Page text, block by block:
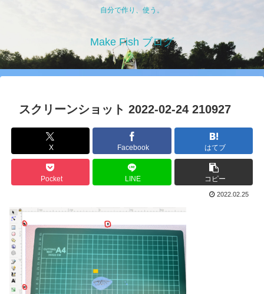
自分で作り、使う。
Make Fish ブログ
スクリーンショット 2022-02-24 210927
X Facebook はてブ
Pocket LINE コピー
2022.02.25